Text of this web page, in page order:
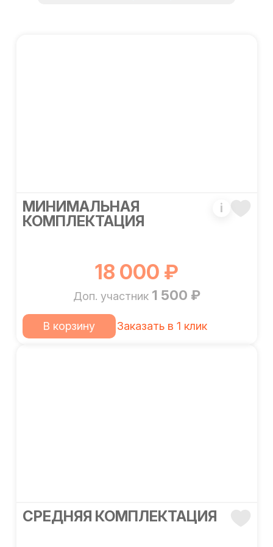
МИНИМАЛЬНАЯ
КОМПЛЕКТАЦИЯ
i
18 000 ₽
Доп. участник 1 500 ₽
В корзину Заказать в 1 клик
СРЕДНЯЯ КОМПЛЕКТАЦИЯ